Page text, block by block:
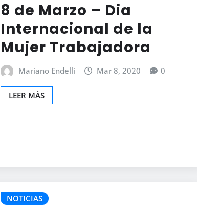
8 de Marzo – Dia
Internacional de la
Mujer Trabajadora
Mariano Endelli Mar 8, 2020 0
LEER MÁS
NOTICIAS